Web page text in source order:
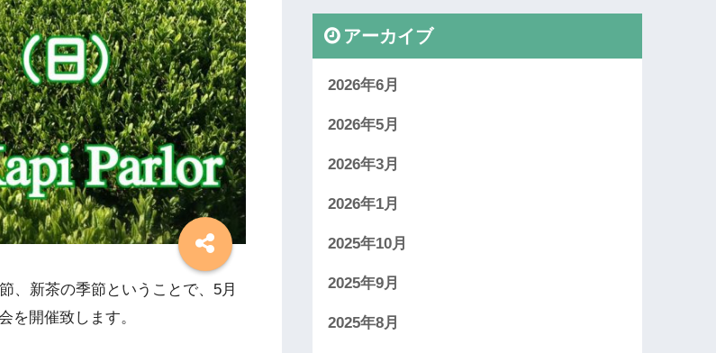
、新茶の季節ということで、5月
を開催致します。
アーカイブ
2026年6月
2026年5月
2026年3月
2026年1月
2025年10月
2025年9月
2025年8月